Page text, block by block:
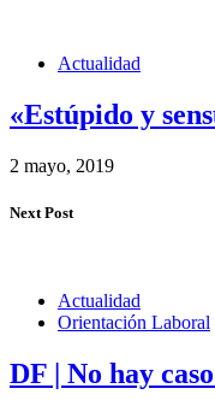
Actualidad
«Estúpido y
2 mayo, 2019
Next Post
Actualidad
Orientación Laboral
DF | No hay